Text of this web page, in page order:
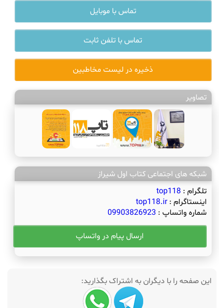
تماس با موبایل
تماس با تلفن ثابت
ذخیره در لیست مخاطبین
تصاویر
شبکه های اجتماعی کتاب اول شیراز
تلگرام : top118
اینستاگرام :top118.ir
شماره واتساپ : 09903826923
ارسال پیام در واتساپ
این صفحه را با دیگران به اشتراک بگذارید: